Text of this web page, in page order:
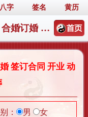
八字 签名 黄历
2026.7.3黄历查询：（宜）合婚订婚 签订合同 开业 动土 安机械 安葬
签订合同 开业 动
： 男 女